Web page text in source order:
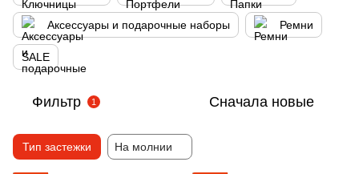
Аксессуары и подарочные наборы Ремни
SALE
Фильтр 1 Сначала новые
Тип застежки На молнии